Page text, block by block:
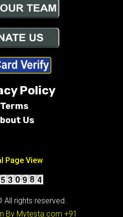
Policy
Terms
Us
Page View
All rights reserved.
By Mytesta.com +91